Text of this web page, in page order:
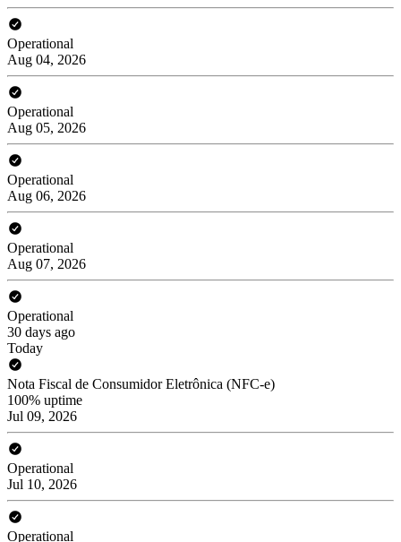
Operational
Aug 04, 2026
Operational
Aug 05, 2026
Operational
Aug 06, 2026
Operational
Aug 07, 2026
Operational
30 days ago
Today
Nota Fiscal de Consumidor Eletrônica (NFC-e)
100% uptime
Jul 09, 2026
Operational
Jul 10, 2026
Operational